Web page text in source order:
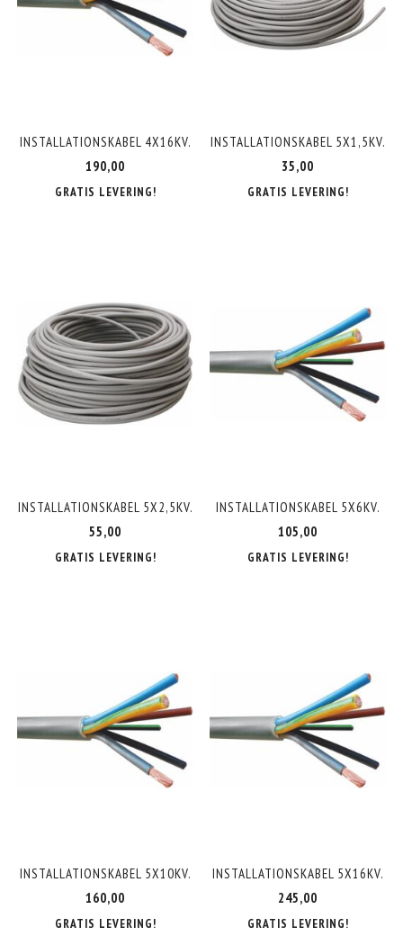
INSTALLATIONSKABEL 4X16KV.
190,00
GRATIS LEVERING!
INSTALLATIONSKABEL 5X1,5KV.
35,00
GRATIS LEVERING!
INSTALLATIONSKABEL 5X2,5KV.
55,00
GRATIS LEVERING!
INSTALLATIONSKABEL 5X6KV.
105,00
GRATIS LEVERING!
INSTALLATIONSKABEL 5X10KV.
160,00
GRATIS LEVERING!
INSTALLATIONSKABEL 5X16KV.
245,00
GRATIS LEVERING!